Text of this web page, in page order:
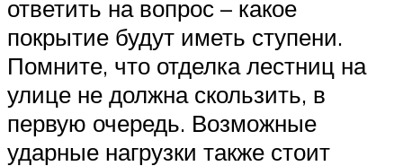
ответить на вопрос – какое
покрытие будут иметь ступени.
Помните, что отделка лестниц на
улице не должна скользить, в
первую очередь. Возможные
ударные нагрузки также стоит